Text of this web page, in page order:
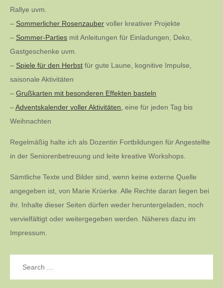
Rallye uvm.
– Sommerlicher Rosenzauber voller kreativer Projekte
– Sommer-Parties mit Anleitungen für Einladungen, Deko,
Gastgeschenke uvm.
– Spiele für den Herbst für gute Laune, kognitive Impulse,
saisonale Aktivitäten
– Grußkarten mit besonderen Effekten basteln
–Adventskalender voller Aktivitäten, eine für jeden Tag bis
Weihnachten
Regelmäßig halte ich als Dozentin Fortbildungen für Angestellte
in der Seniorenbetreuung und leite kreative Workshops.
Sämtliche Texte und Bilder sind, wenn keine externe Quelle
angegeben ist, von Marie Krüerke. Alle Rechte daran liegen bei
ihr. Inhalte dieser Seiten dürfen weder heruntergeladen, noch
vervielfältigt oder weitergegeben werden. Näheres dazu im
Impressum.